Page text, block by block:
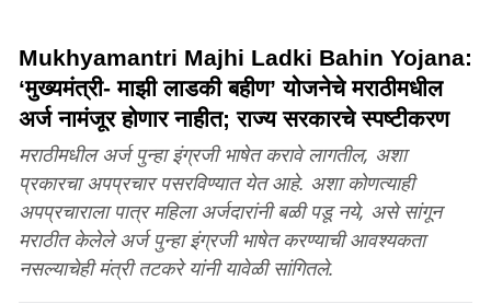
Mukhyamantri Majhi Ladki Bahin Yojana:
‘मुख्यमंत्री- माझी लाडकी बहीण’ योजनेचे मराठीमधील
अर्ज नामंजूर होणार नाहीत; राज्य सरकारचे स्पष्टीकरण
मराठीमधील अर्ज पुन्हा इंग्रजी भाषेत करावे लागतील, अशा
प्रकारचा अपप्रचार पसरविण्यात येत आहे. अशा कोणत्याही
अपप्रचाराला पात्र महिला अर्जदारांनी बळी पडू नये, असे सांगून
मराठीत केलेले अर्ज पुन्हा इंग्रजी भाषेत करण्याची आवश्यकता
नसल्याचेही मंत्री तटकरे यांनी यावेळी सांगितले.